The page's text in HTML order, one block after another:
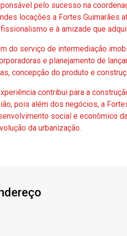
pelo sucesso na
locações a Fortes Guimarães
e à amizade que
do serviço de intermediação
e planejamento de
concepção do produto e
contribui para a
pois além dos negócios, a
social e econômico
da urbanização.